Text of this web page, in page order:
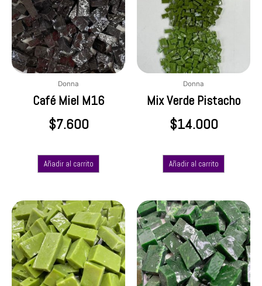
Donna
Café Miel M16
$7.600
Añadir al carrito
Donna
Mix Verde Pistacho
$14.000
Añadir al carrito